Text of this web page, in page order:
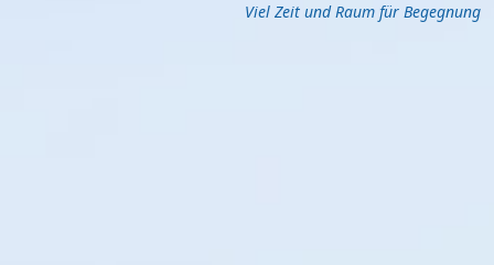
Viel Zeit und Raum für Begegnung